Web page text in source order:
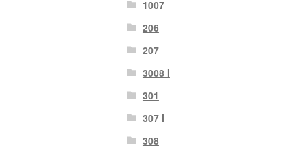
1007
206
207
3008 I
301
307 I
308